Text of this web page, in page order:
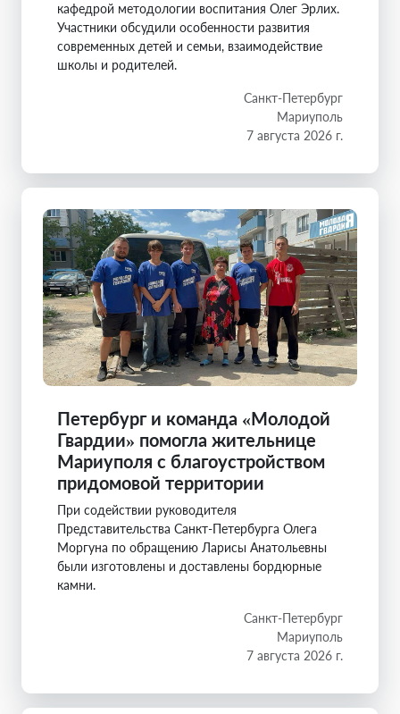
кафедрой методологии воспитания Олег Эрлих.
Участники обсудили особенности развития
современных детей и семьи, взаимодействие
школы и родителей.
Санкт-Петербург
Мариуполь
7 августа 2026 г.
Петербург и команда «Молодой
Гвардии» помогла жительнице
Мариуполя с благоустройством
придомовой территории
При содействии руководителя
Представительства Санкт-Петербурга Олега
Моргуна по обращению Ларисы Анатольевны
были изготовлены и доставлены бордюрные
камни.
Санкт-Петербург
Мариуполь
7 августа 2026 г.